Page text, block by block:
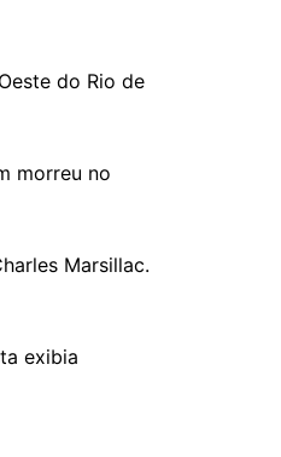
do Rio de
morreu no
Marsillac.
exibia